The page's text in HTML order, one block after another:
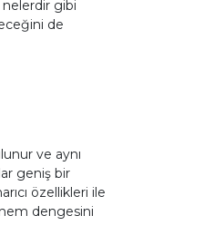
nelerdir gibi
de
ve aynı
geniş bir
özellikleri ile
dengesini